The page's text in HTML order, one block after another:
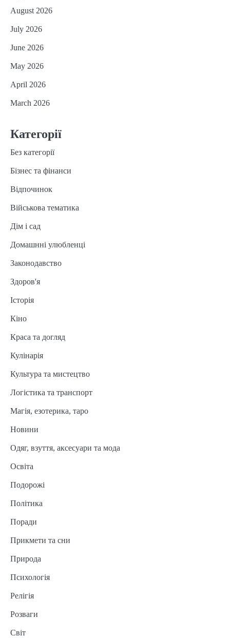
August 2026
July 2026
June 2026
May 2026
April 2026
March 2026
Категорії
Без категорії
Бізнес та фінанси
Відпочинок
Військова тематика
Дім і сад
Домашнні улюбленці
Законодавство
Здоров'я
Історія
Кіно
Краса та догляд
Кулінарія
Культура та мистецтво
Логістика та транспорт
Магія, езотерика, таро
Новини
Одяг, взуття, аксесуари та мода
Освіта
Подорожі
Політика
Поради
Прикмети та сни
Природа
Психологія
Релігія
Розваги
Світ